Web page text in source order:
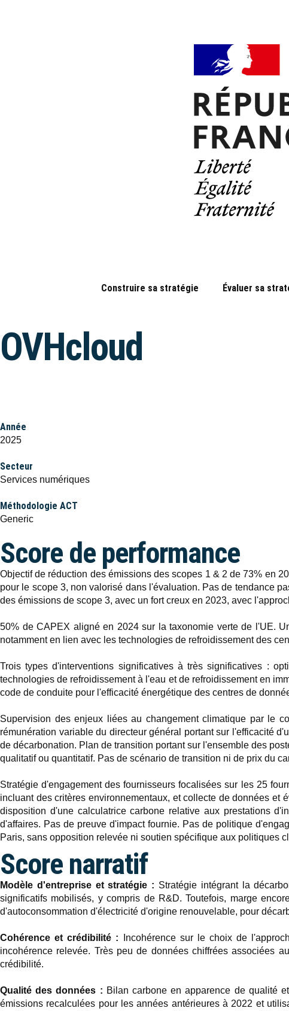
Construire sa stratégie Évaluer sa
OVHcloud
Année
2025
Secteur
Services numériques
Méthodologie ACT
Generic
Score de performance
Objectif de réduction des émissions des scopes 1 & 2 de 73% en
pour le scope 3, non valorisé dans l'évaluation. Pas de tendance
des émissions de scope 3, avec un fort creux en 2023, avec
50% de CAPEX aligné en 2024 sur la taxonomie verte de l'UE.
notamment en lien avec les technologies de refroidissement des
Trois types d'interventions significatives à très significatives :
technologies de refroidissement à l'eau et de refroidissement en
code de conduite pour l'efficacité énergétique des centres de
Supervision des enjeux liées au changement climatique par le
rémunération variable du directeur général portant sur l'efficacité
de décarbonation. Plan de transition portant sur l'ensemble des
qualitatif ou quantitatif. Pas de scénario de transition ni de prix du
Stratégie d'engagement des fournisseurs focalisées sur les 25
incluant des critères environnementaux, et collecte de données
disposition d'une calculatrice carbone relative aux prestations
d'affaires. Pas de preuve d'impact fournie. Pas de politique
Paris, sans opposition relevée ni soutien spécifique aux politiques
Score narratif
Modèle d'entreprise et stratégie : Stratégie intégrant la
significatifs mobilisés, y compris de R&D. Toutefois, marge
d'autoconsommation d'électricité d'origine renouvelable, pour
Cohérence et crédibilité : Incohérence sur le choix de
incohérence relevée. Très peu de données chiffrées associées
crédibilité.
Qualité des données : Bilan carbone en apparence de qualité
émissions recalculées pour les années antérieures à 2022 et